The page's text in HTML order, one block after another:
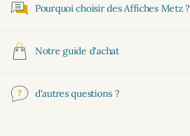
Pourquoi choisir des Affiches Metz ?
Notre guide d'achat
d'autres questions ?